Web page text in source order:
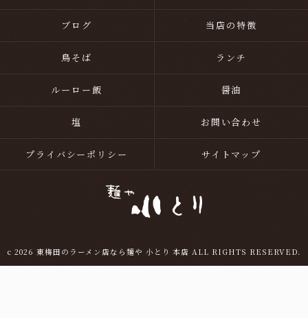
ブログ 当店の特徴
鳥そば ランチ
ルーロー飯 醤油
塩 お問い合わせ
プライバシーポリシー サイトマップ
c 2026 東梅田のラーメン店なら麺や 小とり 本店 ALL RIGHTS RESERVED.